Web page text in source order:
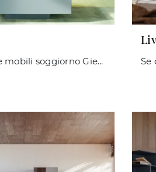
Pareti attrezzate e mobili soggiorno Giessegi: clicca e scopri il modello Living LV734 e potrai impreziosire stanze moderne di ogni genere.